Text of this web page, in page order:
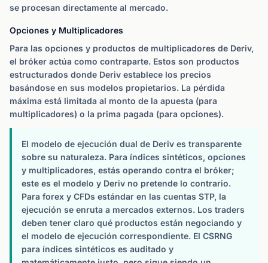
se procesan directamente al mercado.
Opciones y Multiplicadores
Para las opciones y productos de multiplicadores de Deriv,
el bróker actúa como contraparte. Estos son productos
estructurados donde Deriv establece los precios
basándose en sus modelos propietarios. La pérdida
máxima está limitada al monto de la apuesta (para
multiplicadores) o la prima pagada (para opciones).
El modelo de ejecución dual de Deriv es transparente
sobre su naturaleza. Para índices sintéticos, opciones
y multiplicadores, estás operando contra el bróker;
este es el modelo y Deriv no pretende lo contrario.
Para forex y CFDs estándar en las cuentas STP, la
ejecución se enruta a mercados externos. Los traders
deben tener claro qué productos están negociando y
el modelo de ejecución correspondiente. El CSRNG
para índices sintéticos es auditado y